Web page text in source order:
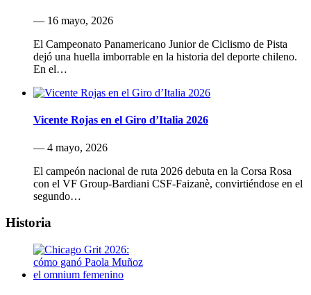
— 16 mayo, 2026
El Campeonato Panamericano Junior de Ciclismo de Pista
dejó una huella imborrable en la historia del deporte chileno.
En el…
Vicente Rojas en el Giro d’Italia 2026
— 4 mayo, 2026
El campeón nacional de ruta 2026 debuta en la Corsa Rosa
con el VF Group-Bardiani CSF-Faizanè, convirtiéndose en el
segundo…
Historia